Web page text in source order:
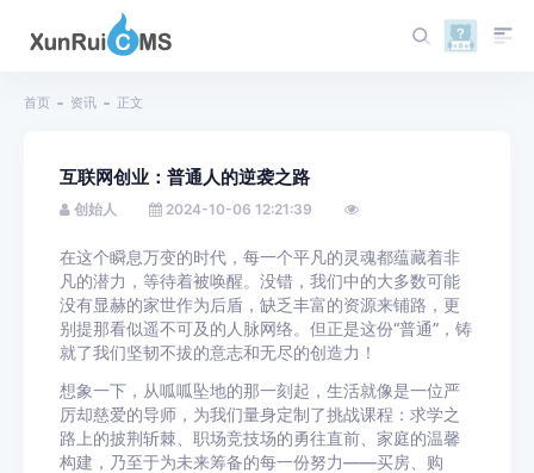
首页 资讯 正文
互联网创业：普通人的逆袭之路
创始人 2024-10-06 12:21:39
在这个瞬息万变的时代，每一个平凡的灵魂都蕴藏着非
凡的潜力，等待着被唤醒。没错，我们中的大多数可能
没有显赫的家世作为后盾，缺乏丰富的资源来铺路，更
别提那看似遥不可及的人脉网络。但正是这份“普通”，铸
就了我们坚韧不拔的意志和无尽的创造力！
想象一下，从呱呱坠地的那一刻起，生活就像是一位严
厉却慈爱的导师，为我们量身定制了挑战课程：求学之
路上的披荆斩棘、职场竞技场的勇往直前、家庭的温馨
构建，乃至于为未来筹备的每一份努力——买房、购